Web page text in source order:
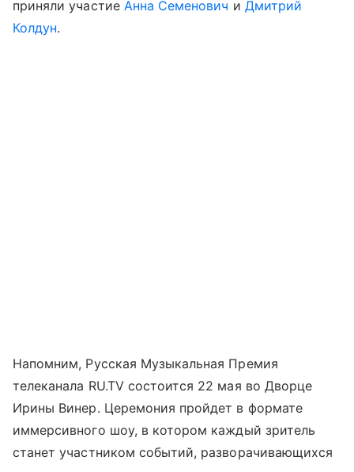
приняли участие Анна Семенович и Дмитрий
Колдун.
Напомним, Русская Музыкальная Премия
телеканала RU.TV состоится 22 мая во Дворце
Ирины Винер. Церемония пройдет в формате
иммерсивного шоу, в котором каждый зритель
станет участником событий, разворачивающихся